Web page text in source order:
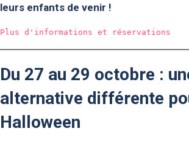
leurs enfants de venir !
Plus d'informations et réservations
Du 27 au 29 octobre :
alternative différente
Halloween